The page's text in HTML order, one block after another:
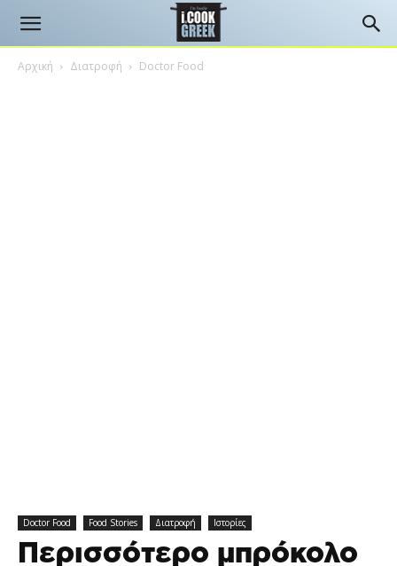
Αρχική Διατροφή Doctor Food
Doctor Food Food Stories Διατροφή Ιστορίες
Περισσότερο μπρόκολο